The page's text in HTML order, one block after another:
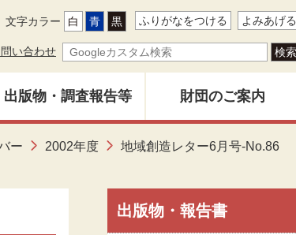
文字カラー 白 青 黒 ふりがなをつける よみあげる
い合わせ
出版物・調査報告等
地域創造レター
雑誌「地域創造」
財団のご案内
地域創造とは
財団事業のあゆみ
ー 2002年度
地域創造レター6月号-No.86
出版物・報告書